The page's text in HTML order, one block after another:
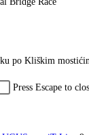
po Kliškim
Press Escape to